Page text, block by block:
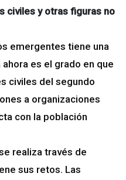
civiles y otras figuras no
emergentes tiene una
es el grado en que
civiles del segundo
a organizaciones
con la población
realiza través de
sus retos. Las